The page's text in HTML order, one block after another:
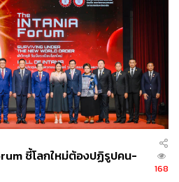
เป็นจำนวนที่น้อยมากเมื่อเทียบ
ดราคา 100 บาท ที่มีจำนวน
ละชนิดราคา 1,000 บาท ที่มี
ฉบับ การนำธนบัตรที่ระลึกใส่ใน
อำนวยความสะดวกให้ประชาชน
กได้ โดยไม่จำเป็นต้องไปเข้าแถว
พาณิชย์
รื่องฝากเงินอัตโนมัติไม่ได้
ชี้โลกใหม่ต้องปฏิรูปคน-
168